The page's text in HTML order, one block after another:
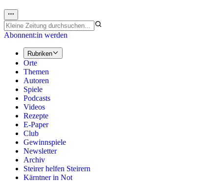
Abonnent:in werden
Rubriken
Orte
Themen
Autoren
Spiele
Podcasts
Videos
Rezepte
E-Paper
Club
Gewinnspiele
Newsletter
Archiv
Steirer helfen Steirern
Kärntner in Not